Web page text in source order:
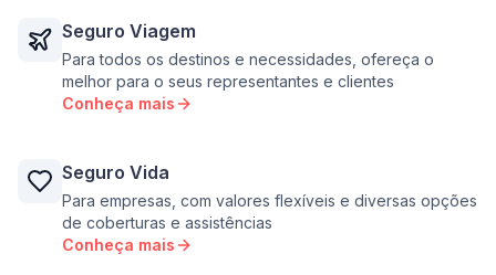
Seguro Viagem
Para todos os destinos e necessidades, ofereça o
melhor para o seus representantes e clientes
Conheça mais
Seguro Vida
Para empresas, com valores flexíveis e diversas opções
de coberturas e assistências
Conheça mais